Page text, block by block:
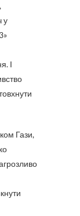
у
І
Гази,